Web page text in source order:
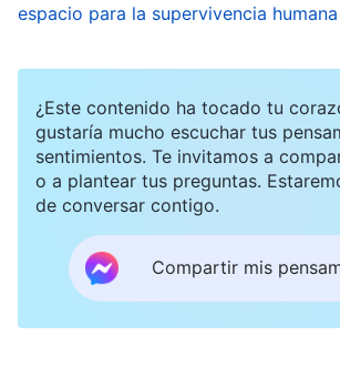
espacio para la supervivencia
¿Este contenido ha tocado tu
gustaría mucho escuchar tus
sentimientos. Te invitamos a
o a plantear tus preguntas.
de conversar contigo.
Compartir mis